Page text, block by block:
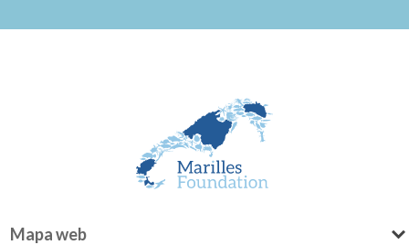
Mapa web